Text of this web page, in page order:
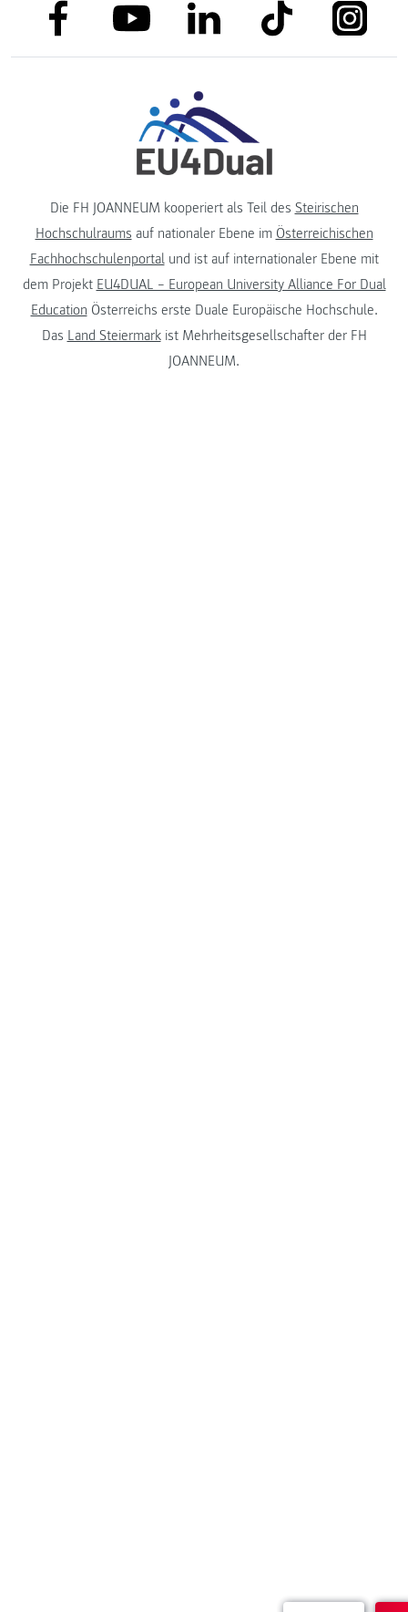
link to facebooklink to youtubelink to linkedinlink to tiktok link to
Die FH JOANNEUM kooperiert als Teil des Steirischen
Hochschulraums auf nationaler Ebene im Österreichischen
Fachhochschulenportalund ist auf internationaler Ebene mit
dem Projekt EU4DUAL – European University Alliance For Dual
Education Österreichs erste Duale Europäische Hochschule.
Das Land Steiermarkist Mehrheitsgesellschafter der FH
JOANNEUM.